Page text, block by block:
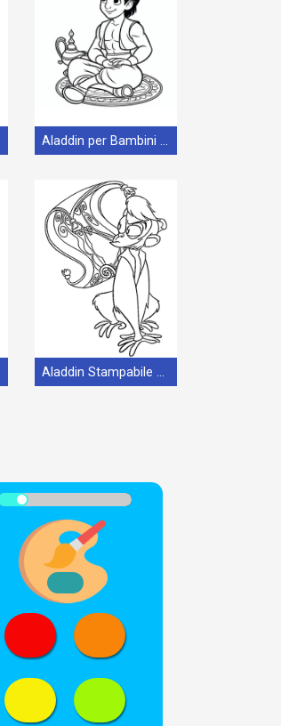
Aladdin per Bambini di 5 Anni
Aladdin Stampabile per Bambini